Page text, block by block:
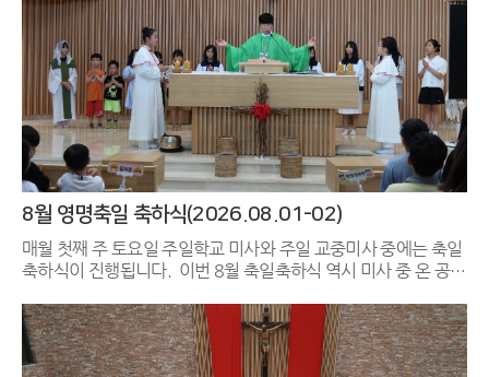
8월 영명축일 축하식(2026.08.01-02)
매월 첫째 주 토요일 주일학교 미사와 주일 교중미사 중에는 축일
축하식이 진행됩니다. 이번 8월 축일축하식 역시 미사 중 온 공동
월 축일을 맞이하신 모든 교우분께 진심으로 축하의 인사를 드리
며, 늘 하느님의 은총과 평화가 가득하기를 기도합니다.